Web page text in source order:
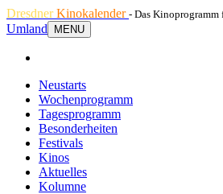
DresdnerKinokalender - Das Kinoprogramm
Umland
MENU
Neustarts
Wochenprogramm
Tagesprogramm
Besonderheiten
Festivals
Kinos
Aktuelles
Kolumne